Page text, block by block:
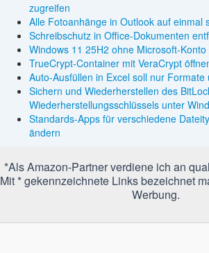
zugreifen
Alle Fotoanhänge in Outlook auf einmal
Schreibschutz in Office-Dokumenten
Windows 11 25H2 ohne Microsoft-Konto
TrueCrypt-Container mit VeraCrypt
Auto-Ausfüllen in Excel soll nur Formate
Sichern und Wiederherstellen des
Wiederherstellungsschlüssels unter
Standards-Apps für verschiedene
ändern
*Als Amazon-Partner verdiene ich an
Mit * gekennzeichnete Links bezeichnet
Werbung.